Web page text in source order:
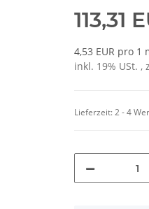
113,31
4,53 EUR pro 1
inkl. 19% USt. ,
Lieferzeit:2 - 4